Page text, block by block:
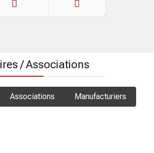
/ Associations
Associations Manufacturiers